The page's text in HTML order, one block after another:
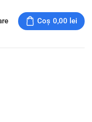
Coș 0,00 lei